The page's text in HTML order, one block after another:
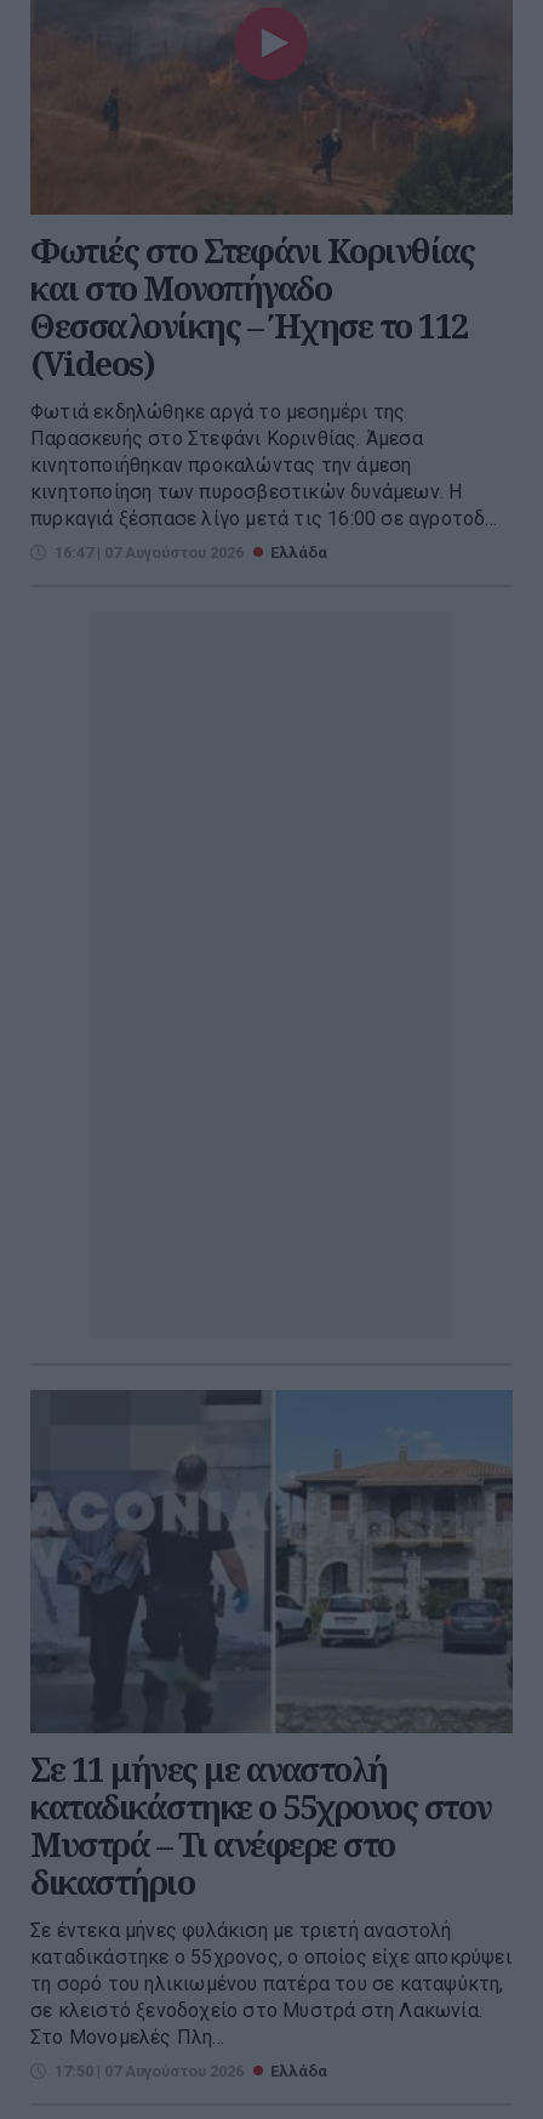
Φωτιές στο Στεφάνι Κορινθίας
και στο Μονοπήγαδο
Θεσσαλονίκης – Ήχησε το 112
(Videos)
Φωτιά εκδηλώθηκε αργά το μεσημέρι της
Παρασκευής στο Στεφάνι Κορινθίας. Άμεσα
κινητοποιήθηκαν προκαλώντας την άμεση
κινητοποίηση των πυροσβεστικών δυνάμεων. Η
πυρκαγιά ξέσπασε λίγο μετά τις 16:00 σε αγροτοδ...
16:47 | 07 Αυγούστου 2026 Ελλάδα
Σε 11 μήνες με αναστολή
καταδικάστηκε ο 55χρονος στον
Μυστρά – Τι ανέφερε στο
δικαστήριο
Σε έντεκα μήνες φυλάκιση με τριετή αναστολή
καταδικάστηκε ο 55χρονος, ο οποίος είχε αποκρύψει
τη σορό του ηλικιωμένου πατέρα του σε καταψύκτη,
σε κλειστό ξενοδοχείο στο Μυστρά στη Λακωνία.
Στο Μονομελές Πλη...
17:50 | 07 Αυγούστου 2026 Ελλάδα